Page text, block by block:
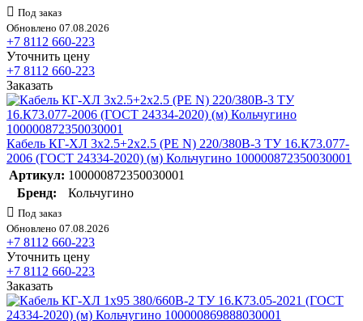
Под заказ
Обновлено 07.08.2026
+7 8112 660-223
Уточнить цену
+7 8112 660-223
Заказать
Кабель КГ-ХЛ 3х2.5+2х2.5 (PE N) 220/380В-3 ТУ 16.К73.077-
2006 (ГОСТ 24334-2020) (м) Кольчугино 100000872350030001
Артикул: 100000872350030001
Бренд:
Кольчугино
Под заказ
Обновлено 07.08.2026
+7 8112 660-223
Уточнить цену
+7 8112 660-223
Заказать